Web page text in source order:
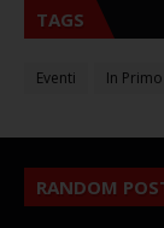
TAGS
Eventi In
RANDOM